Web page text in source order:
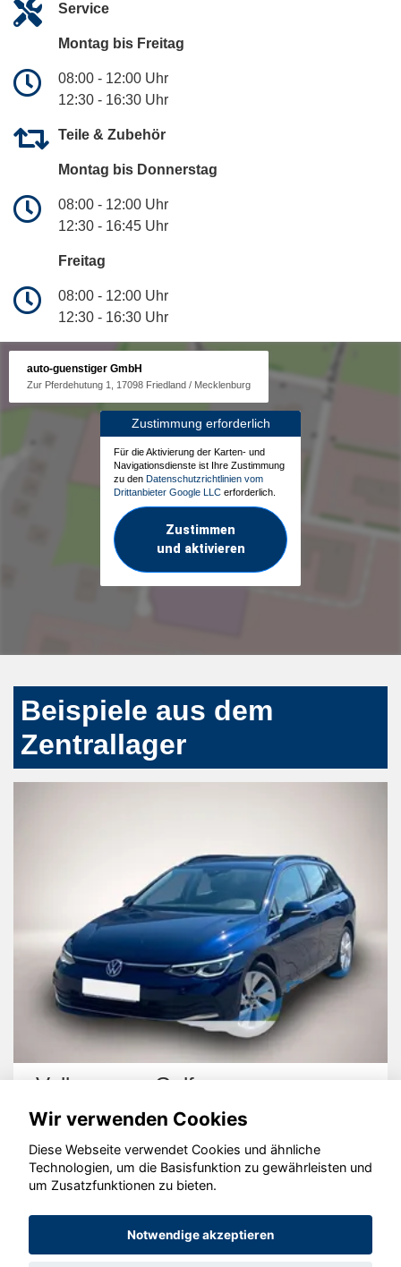
Service
Montag bis Freitag
08:00 - 12:00 Uhr
12:30 - 16:30 Uhr
Teile & Zubehör
Montag bis Donnerstag
08:00 - 12:00 Uhr
12:30 - 16:45 Uhr
Freitag
08:00 - 12:00 Uhr
12:30 - 16:30 Uhr
auto-guenstiger GmbH
Zur Pferdehutung 1, 17098 Friedland / Mecklenburg
Zustimmung erforderlich
Für die Aktivierung der Karten- und
Navigationsdienste ist Ihre Zustimmung
zu den Datenschutzrichtlinien vom
Drittanbieter Google LLC erforderlich.
Zustimmen
und aktivieren
Beispiele aus dem
Zentrallager
Volkswagen Golf
© konjunkturmotor.de GmbH 2020 - 2026
Wir verwenden Cookies
Diese Webseite verwendet Cookies und ähnliche
Technologien, um die Basisfunktion zu gewährleisten und
um Zusatzfunktionen zu bieten.
Notwendige akzeptieren